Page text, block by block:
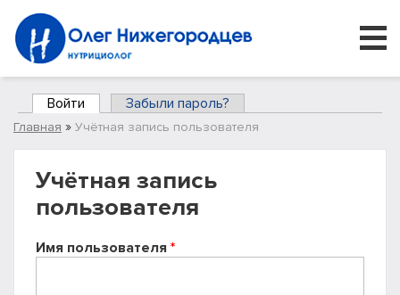
Главные вкладки
Войти (активная вкладка)
Забыли пароль?
Вы здесь
Главная » Учётная запись пользователя
Учётная запись
пользователя
Имя пользователя *